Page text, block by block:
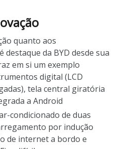
quanto aos
da BYD desde sua
em si um exemplo
digital (LCD
tela central giratória
a Android
condicionado de duas
por indução
de internet a bordo e